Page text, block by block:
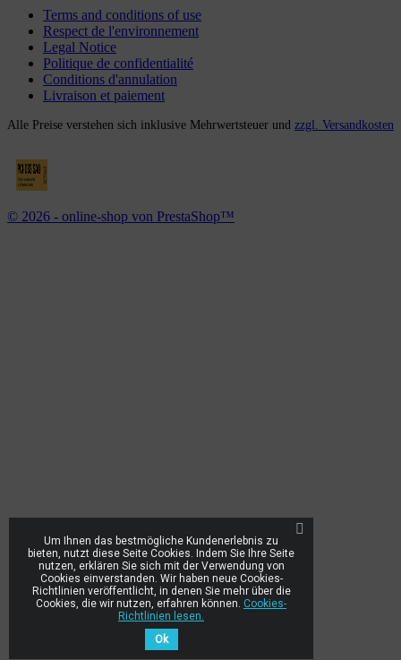
Terms and conditions of use
Respect de l'environnement
Legal Notice
Politique de confidentialité
Conditions d'annulation
Livraison et paiement
Alle Preise verstehen sich inklusive Mehrwertsteuer und zzgl. Versandkosten
© 2026 - online-shop von PrestaShop™
Um Ihnen das bestmögliche Kundenerlebnis zu
bieten, nutzt diese Seite Cookies. Indem Sie Ihre Seite
nutzen, erklären Sie sich mit der Verwendung von
Cookies einverstanden. Wir haben neue Cookies-
Richtlinien veröffentlicht, in denen Sie mehr über die
Cookies, die wir nutzen, erfahren können. Cookies-
Richtlinien lesen.
Ok